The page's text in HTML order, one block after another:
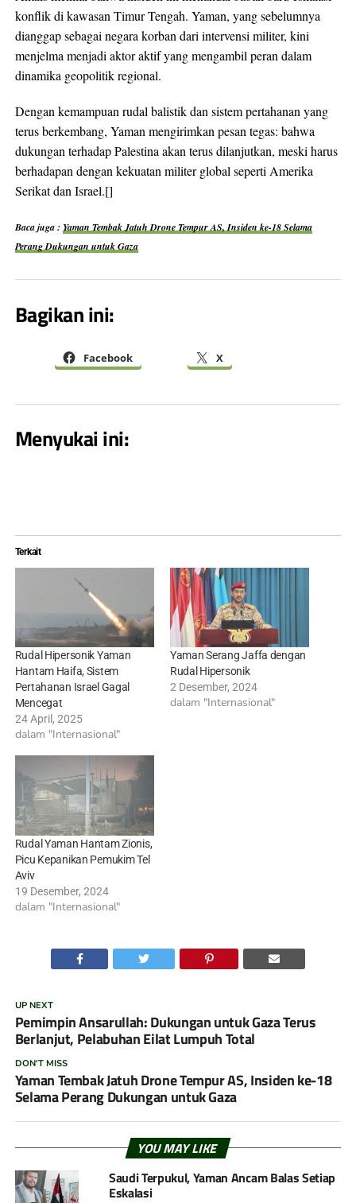
konflik di kawasan Timur Tengah. Yaman, yang sebelumnya
dianggap sebagai negara korban dari intervensi militer, kini
menjelma menjadi aktor aktif yang mengambil peran dalam
dinamika geopolitik regional.
Dengan kemampuan rudal balistik dan sistem pertahanan yang
terus berkembang, Yaman mengirimkan pesan tegas: bahwa
dukungan terhadap Palestina akan terus dilanjutkan, meski harus
berhadapan dengan kekuatan militer global seperti Amerika
Serikat dan Israel.[]
Baca juga : Yaman Tembak Jatuh Drone Tempur AS, Insiden ke-18 Selama
Perang Dukungan untuk Gaza
Bagikan ini:
Facebook X
Menyukai ini:
Terkait
Rudal Hipersonik Yaman
Hantam Haifa, Sistem
Pertahanan Israel Gagal
Mencegat
24 April, 2025
dalam "Internasional"
Yaman Serang Jaffa dengan
Rudal Hipersonik
2 Desember, 2024
dalam "Internasional"
Rudal Yaman Hantam Zionis,
Picu Kepanikan Pemukim Tel
Aviv
19 Desember, 2024
dalam "Internasional"
UP NEXT
Pemimpin Ansarullah: Dukungan untuk Gaza Terus
Berlanjut, Pelabuhan Eilat Lumpuh Total
DON'T MISS
Yaman Tembak Jatuh Drone Tempur AS, Insiden ke-18
Selama Perang Dukungan untuk Gaza
YOU MAY LIKE
Saudi Terpukul, Yaman Ancam Balas Setiap
Eskalasi